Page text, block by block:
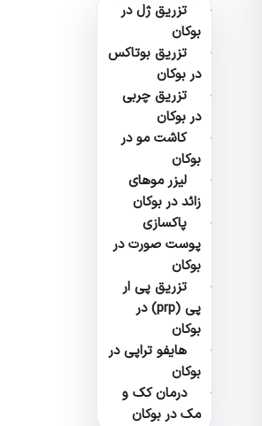
تزریق ژل در
بوکان
تزریق بوتاکس
در بوکان
تزریق چربی
در بوکان
کاشت مو در
بوکان
لیزر موهای
زائد در بوکان
پاکسازی
پوست صورت در
بوکان
تزریق پی ار
پی (prp) در
بوکان
هایفو تراپی در
بوکان
درمان کک و
مک در بوکان